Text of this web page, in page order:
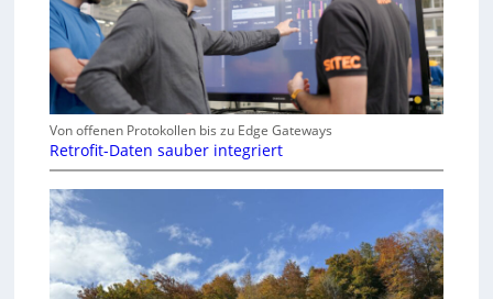
Von offenen Protokollen bis zu Edge Gateways
Retrofit-Daten sauber integriert